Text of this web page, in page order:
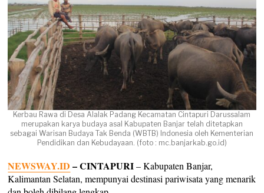
Kerbau Rawa di Desa Alalak Padang Kecamatan Cintapuri Darussalam
merupakan karya budaya asal Kabupaten Banjar telah ditetapkan
sebagai Warisan Budaya Tak Benda (WBTB) Indonesia oleh Kementerian
Pendidikan dan Kebudayaan. (foto : mc.banjarkab.go.id)
NEWSWAY.ID – CINTAPURI– Kabupaten Banjar,
Kalimantan Selatan, mempunyai destinasi pariwisata yang menarik